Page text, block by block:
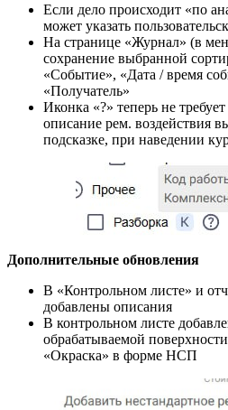
Если дело происходит «по
может указать
На странице «Журнал» (в
сохранение выбранной
«Событие», «Дата / время
«Получатель»
Иконка «?» теперь не
описание рем. воздействия
подсказке, при наведении
Дополнительные обновления
В «Контрольном листе» и
добавлены описания
В контрольном листе
обрабатываемой
«Окраска» в форме НСП